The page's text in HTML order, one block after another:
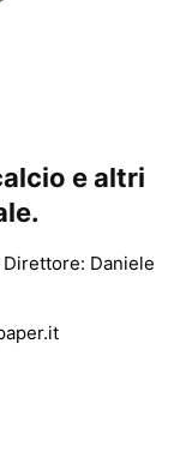
e altri
Direttore: Daniele